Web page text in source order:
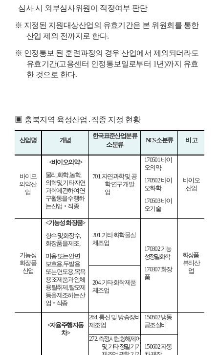
심사 시 외부심사위원이 적정여부 판단
※ 지정된 지원대상산업의 유효기간은 본 위원회를 통한
산업 제외 전까지로 한다.
※ 인정통보 된 훈련과정의 경우 산업에서 제외되더라도
유효기간(고용센터 인정통보일로부터 1 년)까지 유효
한 것으로 한다.
▣ 충북지역 육성산업 ․ 직종 지정 현황
산업명 개념
한국표준산업분류
소분류
NCS소분류 비 고
바이오
의약 산
업
<바이오의약>
물리,화학,농학,
의학 및 기타 자연
과학에 관하여 연
구활동을 수행하
는 산업 ‧ 직종
701.자연과학 및 공
학 연구개발
업
170501바이
오의약
170502바이
오화학
170503바이
오기술
바이오
산업
기능성
화장품
산업
<기능성 화장품>
향수 및 화장수,
화장품을제조,
미용 또는 안면
보호용,두발용
또는면도용,목욕
용 조제품과 인체
용 탈취제,탈모제
등을 제조하는 산
업‧ 직종
201.기타 화학물질
제조업
170302기능
성정밀화학
170307화장
품
화장품·
뷰티산
업
204.기타 화학제품
제조업
<자율주행자동
차>
264.통신 및 방송장비
제조업
150502냉동
공조설비
272.측정,시험,항해,제어
및 기타정밀 기기
150602자동